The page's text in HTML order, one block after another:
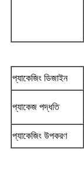
প্যাকেজিং ডিজাইন
প্যাকেজ পদ্ধতি
প্যাকেজিং উপকরণ